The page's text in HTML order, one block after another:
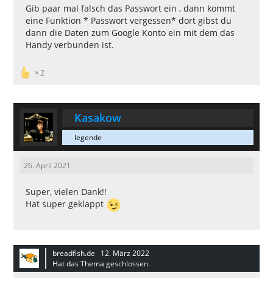
Gib paar mal falsch das Passwort ein , dann kommt
eine Funktion * Passwort vergessen* dort gibst du
dann die Daten zum Google Konto ein mit dem das
Handy verbunden ist.
2
Kasakow
legende
26. April 2021
Super, vielen Dank!!
Hat super geklappt
breadfish.de
12. März 2022
Hat das Thema geschlossen.